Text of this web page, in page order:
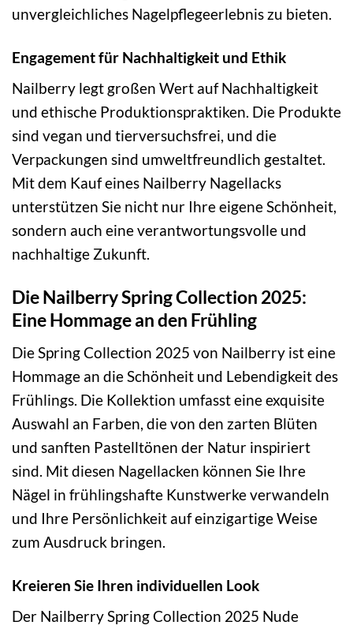
unvergleichliches Nagelpflegeerlebnis zu bieten.
Engagement für Nachhaltigkeit und Ethik
Nailberry legt großen Wert auf Nachhaltigkeit
und ethische Produktionspraktiken. Die Produkte
sind vegan und tierversuchsfrei, und die
Verpackungen sind umweltfreundlich gestaltet.
Mit dem Kauf eines Nailberry Nagellacks
unterstützen Sie nicht nur Ihre eigene Schönheit,
sondern auch eine verantwortungsvolle und
nachhaltige Zukunft.
Die Nailberry Spring Collection 2025:
Eine Hommage an den Frühling
Die Spring Collection 2025 von Nailberry ist eine
Hommage an die Schönheit und Lebendigkeit des
Frühlings. Die Kollektion umfasst eine exquisite
Auswahl an Farben, die von den zarten Blüten
und sanften Pastelltönen der Natur inspiriert
sind. Mit diesen Nagellacken können Sie Ihre
Nägel in frühlingshafte Kunstwerke verwandeln
und Ihre Persönlichkeit auf einzigartige Weise
zum Ausdruck bringen.
Kreieren Sie Ihren individuellen Look
Der Nailberry Spring Collection 2025 Nude